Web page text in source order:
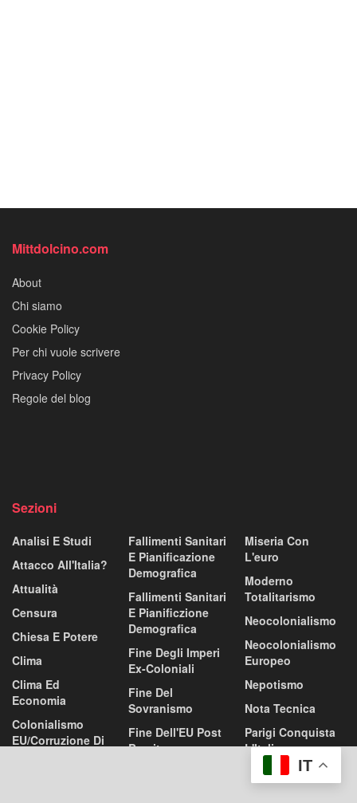
Mittdolcino.com
About
Chi siamo
Cookie Policy
Per chi vuole scrivere
Privacy Policy
Regole del blog
Sezioni
Analisi E Studi
Attacco All'Italia?
Attualità
Censura
Chiesa E Potere
Clima
Clima Ed
Economia
Colonialismo
EU/corruzione Di
Fallimenti Sanitari
E Pianificazione
Demografica
Fallimenti Sanitari
E Pianificzione
Demografica
Fine Degli Imperi
Ex-Coloniali
Fine Del
Sovranismo
Fine Dell'EU Post
Brexit
Miseria Con
L'euro
Moderno
Totalitarismo
Neocolonialismo
Neocolonialismo
Europeo
Nepotismo
Nota Tecnica
Parigi Conquista
L'Italia
Post-Sovranismo
IT